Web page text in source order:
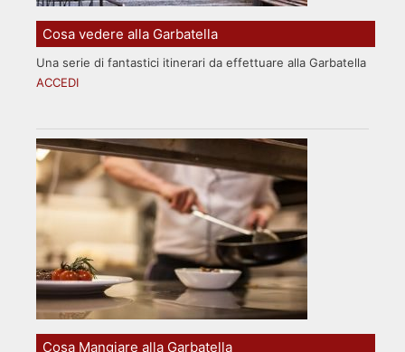
Cosa vedere alla Garbatella
Una serie di fantastici itinerari da effettuare alla Garbatella
ACCEDI
Cosa Mangiare alla Garbatella